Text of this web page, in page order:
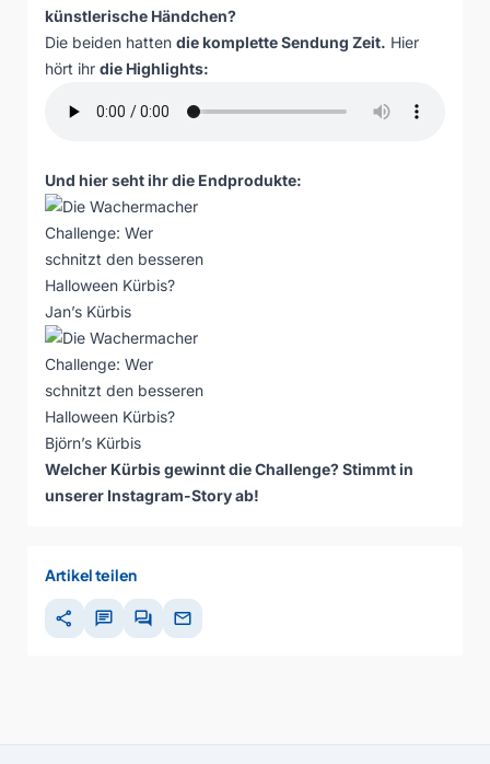
künstlerische Händchen?
Die beiden hatten die komplette Sendung Zeit. Hier
hört ihr die Highlights:
Und hier seht ihr die Endprodukte:
Jan’s Kürbis
Björn’s Kürbis
Welcher Kürbis gewinnt die Challenge? Stimmtin
unserer Instagram-Storyab!
Artikel teilen
share chat forum mail